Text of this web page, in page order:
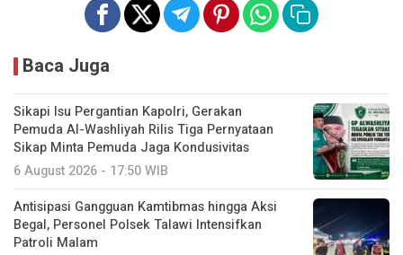
Baca Juga
Sikapi Isu Pergantian Kapolri, Gerakan
Pemuda Al-Washliyah Rilis Tiga Pernyataan
Sikap Minta Pemuda Jaga Kondusivitas
6 August 2026 - 17:50 WIB
Antisipasi Gangguan Kamtibmas hingga Aksi
Begal, Personel Polsek Talawi Intensifkan
Patroli Malam